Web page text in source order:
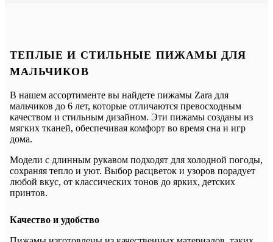
ТЕПЛЫЕ И СТИЛЬНЫЕ ПИЖАМЫ ДЛЯ
МАЛЬЧИКОВ
В нашем ассортименте вы найдете пижамы Zara для
мальчиков до 6 лет, которые отличаются превосходным
качеством и стильным дизайном. Эти пижамы созданы из
мягких тканей, обеспечивая комфорт во время сна и игр
дома.
Модели с длинным рукавом подходят для холодной погоды,
сохраняя тепло и уют. Выбор расцветок и узоров порадует
любой вкус, от классических тонов до ярких, детских
принтов.
Качество и удобство